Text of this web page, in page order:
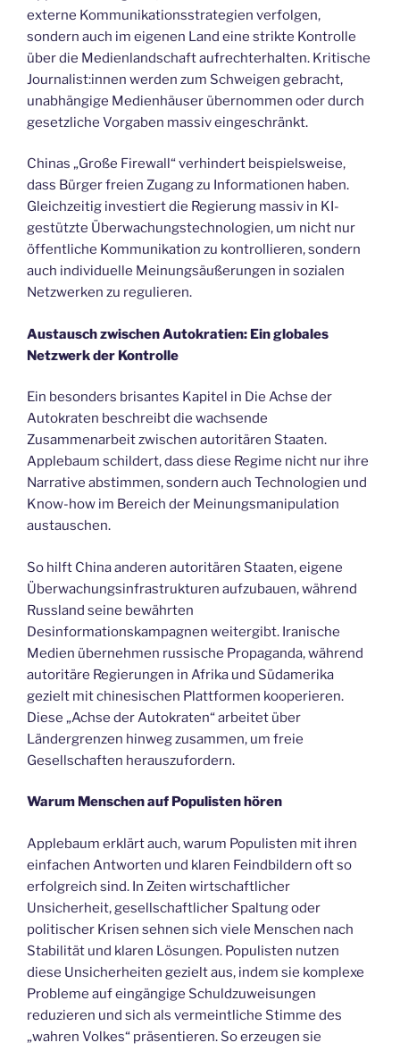
externe Kommunikationsstrategien verfolgen,
sondern auch im eigenen Land eine strikte Kontrolle
über die Medienlandschaft aufrechterhalten. Kritische
Journalist:innen werden zum Schweigen gebracht,
unabhängige Medienhäuser übernommen oder durch
gesetzliche Vorgaben massiv eingeschränkt.
Chinas „Große Firewall“ verhindert beispielsweise,
dass Bürger freien Zugang zu Informationen haben.
Gleichzeitig investiert die Regierung massiv in KI-
gestützte Überwachungstechnologien, um nicht nur
öffentliche Kommunikation zu kontrollieren, sondern
auch individuelle Meinungsäußerungen in sozialen
Netzwerken zu regulieren.
Austausch zwischen Autokratien: Ein globales
Netzwerk der Kontrolle
Ein besonders brisantes Kapitel in Die Achse der
Autokraten beschreibt die wachsende
Zusammenarbeit zwischen autoritären Staaten.
Applebaum schildert, dass diese Regime nicht nur ihre
Narrative abstimmen, sondern auch Technologien und
Know-how im Bereich der Meinungsmanipulation
austauschen.
So hilft China anderen autoritären Staaten, eigene
Überwachungsinfrastrukturen aufzubauen, während
Russland seine bewährten
Desinformationskampagnen weitergibt. Iranische
Medien übernehmen russische Propaganda, während
autoritäre Regierungen in Afrika und Südamerika
gezielt mit chinesischen Plattformen kooperieren.
Diese „Achse der Autokraten“ arbeitet über
Ländergrenzen hinweg zusammen, um freie
Gesellschaften herauszufordern.
Warum Menschen auf Populisten hören
Applebaum erklärt auch, warum Populisten mit ihren
einfachen Antworten und klaren Feindbildern oft so
erfolgreich sind. In Zeiten wirtschaftlicher
Unsicherheit, gesellschaftlicher Spaltung oder
politischer Krisen sehnen sich viele Menschen nach
Stabilität und klaren Lösungen. Populisten nutzen
diese Unsicherheiten gezielt aus, indem sie komplexe
Probleme auf eingängige Schuldzuweisungen
reduzieren und sich als vermeintliche Stimme des
„wahren Volkes“ präsentieren. So erzeugen sie